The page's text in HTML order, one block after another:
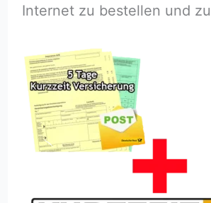
Internet zu bestellen und